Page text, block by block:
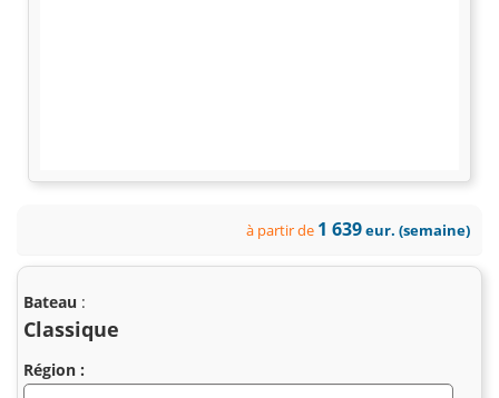
à partir de 1 639eur. (semaine)
Bateau :
Classique
Région :